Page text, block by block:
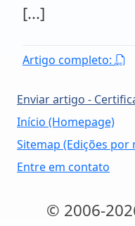
[...]
Artigo completo:
Enviar artigo -
Início (Homepage)
Sitemap (Edições por
Entre em contato
© 2006-